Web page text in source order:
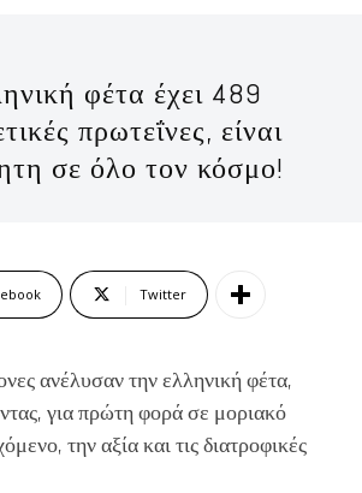
φέτα έχει 489
πρωτεΐνες, είναι
σε όλο τον κόσμο!
Twitter
ανέλυσαν την ελληνική φέτα,
για πρώτη φορά σε μοριακό
την αξία και τις διατροφικές